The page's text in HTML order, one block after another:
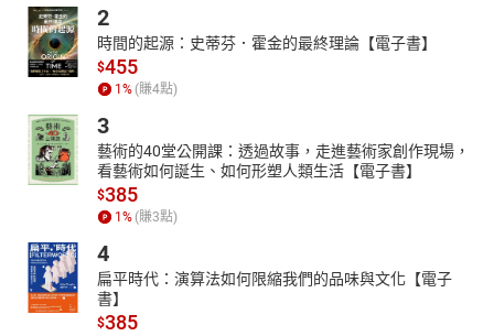
2
時間的起源：史蒂芬．霍金的最終理論【電子書】
$455
1 % (賺4點)
3
藝術的40堂公開課：透過故事，走進藝術家創作現場，
看藝術如何誕生、如何形塑人類生活【電子書】
$385
1 % (賺3點)
4
扁平時代：演算法如何限縮我們的品味與文化【電子
書】
$385